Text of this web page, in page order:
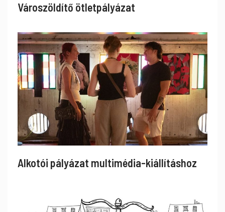
Városzöldítő ötletpályázat
Alkotói pályázat multimédia-kiállításhoz